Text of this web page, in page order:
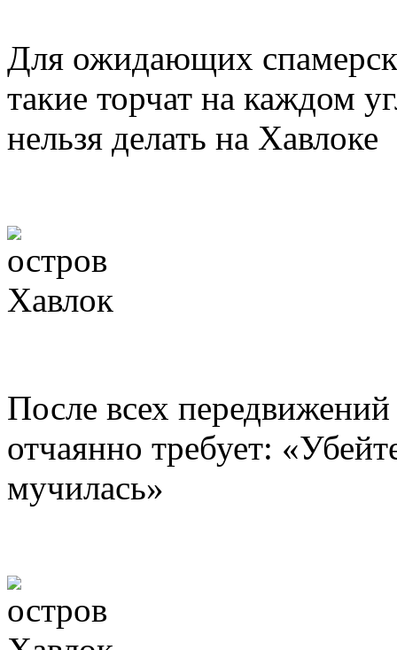
Для ожидающих
такие торчат на каждом
нельзя делать на Хавлоке
После всех
отчаянно требует:
мучилась»